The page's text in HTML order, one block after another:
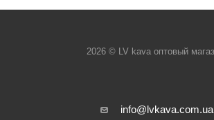
2026 © LV kava оптовый
info@lvkava.com.ua